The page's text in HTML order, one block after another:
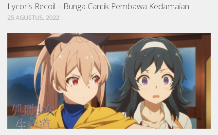
Lycoris Recoil – Bunga Cantik Pembawa Kedamaian
25 AGUSTUS, 2022